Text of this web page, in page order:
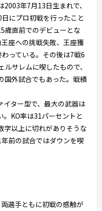
年7月13日生まれで、
にプロ初戦を行ったこと
歳直前でのデビューとな
座への挑戦失敗、王座獲
っている。その後は7戦6
サレムに喫したもので、
国外試合でもあった。戦績
ター型で、最大の武器は
。KO率は31パーセントと
字以上に切れがありそうな
前の試合ではダウンを喫
選手ともに初戦の感触が